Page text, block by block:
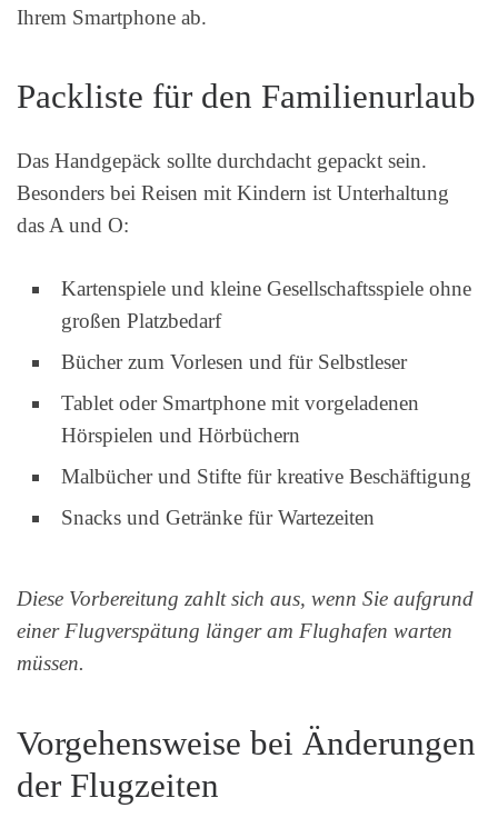
Ihrem Smartphone ab.
Packliste für den Familienurlaub
Das Handgepäck sollte durchdacht gepackt sein.
Besonders bei Reisen mit Kindern ist Unterhaltung
das A und O:
Kartenspiele und kleine Gesellschaftsspiele ohne
großen Platzbedarf
Bücher zum Vorlesen und für Selbstleser
Tablet oder Smartphone mit vorgeladenen
Hörspielen und Hörbüchern
Malbücher und Stifte für kreative Beschäftigung
Snacks und Getränke für Wartezeiten
Diese Vorbereitung zahlt sich aus, wenn Sie aufgrund
einer Flugverspätung länger am Flughafen warten
müssen.
Vorgehensweise bei Änderungen
der Flugzeiten